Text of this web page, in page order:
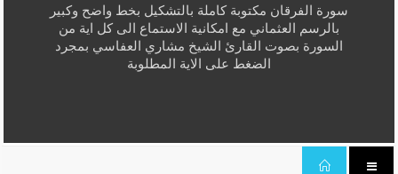
سورة الفرقان مكتوبة كاملة بالتشكيل بخط واضح وكبير
بالرسم العثماني مع امكانية الاستماع الى كل اية من
السورة بصوت القارئ الشيخ مشاري العفاسي بمجرد
الضغط على الاية المطلوبة